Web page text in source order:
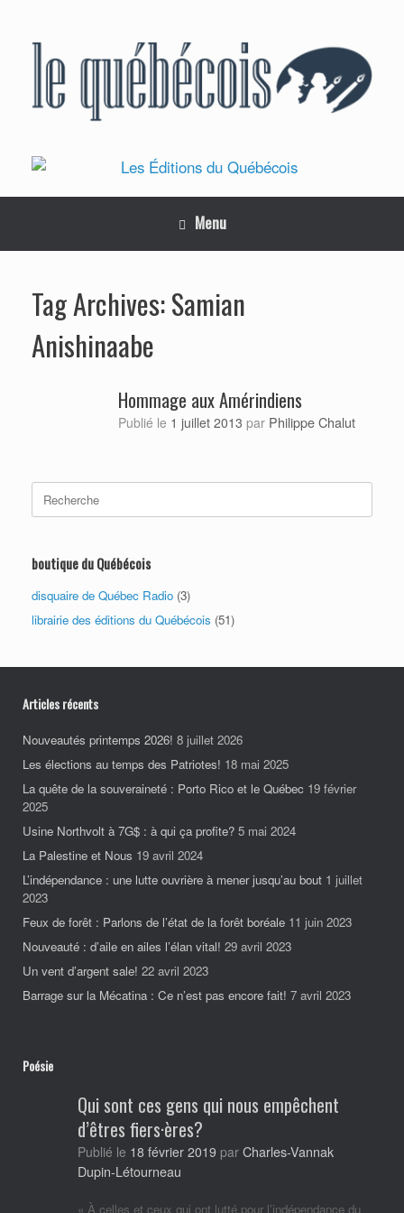
Menu
Tag Archives:Samian
Anishinaabe
Hommage aux Amérindiens
Publié le 1 juillet 2013 par Philippe Chalut
for:
boutique du Québécois
disquaire de Québec Radio (3)
librairie des éditions du Québécois (51)
Articles récents
Nouveautés printemps 2026! 8 juillet 2026
Les élections au temps des Patriotes! 18 mai 2025
La quête de la souveraineté : Porto Rico et le Québec 19 février
2025
Usine Northvolt à 7G$ : à qui ça profite? 5 mai 2024
La Palestine et Nous 19 avril 2024
L’indépendance : une lutte ouvrière à mener jusqu’au bout 1 juillet
2023
Feux de forêt : Parlons de l’état de la forêt boréale 11 juin 2023
Nouveauté : d’aile en ailes l’élan vital! 29 avril 2023
Un vent d’argent sale! 22 avril 2023
Barrage sur la Mécatina : Ce n’est pas encore fait! 7 avril 2023
Poésie
Qui sont ces gens qui nous empêchent
d’êtres fiers·ères?
Publié le 18 février 2019 par Charles-Vannak
Dupin-Létourneau
« À celles et ceux qui ont lutté pour l’indépendance du